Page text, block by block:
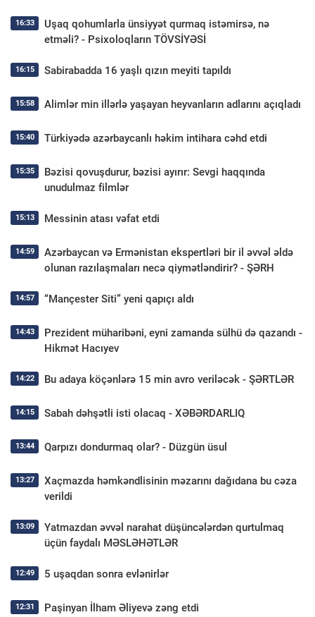
16:33
Uşaq qohumlarla ünsiyyət qurmaq istəmirsə, nə
etməli? - Psixoloqların TÖVSİYƏSİ
16:15 Sabirabadda 16 yaşlı qızın meyiti tapıldı
15:58 Alimlər min illərlə yaşayan heyvanların adlarını açıqladı
15:40 Türkiyədə azərbaycanlı həkim intihara cəhd etdi
15:35
Bəzisi qovuşdurur, bəzisi ayırır: Sevgi haqqında
unudulmaz filmlər
15:13 Messinin atası vəfat etdi
14:59
Azərbaycan və Ermənistan ekspertləri bir il əvvəl əldə
olunan razılaşmaları necə qiymətləndirir? - ŞƏRH
14:57 “Mançester Siti” yeni qapıçı aldı
14:43
Prezident müharibəni, eyni zamanda sülhü də qazandı -
Hikmət Hacıyev
14:22 Bu adaya köçənlərə 15 min avro veriləcək - ŞƏRTLƏR
14:15 Sabah dəhşətli isti olacaq - XƏBƏRDARLIQ
13:44 Qarpızı dondurmaq olar? - Düzgün üsul
13:27
Xaçmazda həmkəndlisinin məzarını dağıdana bu cəza
verildi
13:09
Yatmazdan əvvəl narahat düşüncələrdən qurtulmaq
üçün faydalı MƏSLƏHƏTLƏR
12:49 5 uşaqdan sonra evlənirlər
12:31 Paşinyan İlham Əliyevə zəng etdi